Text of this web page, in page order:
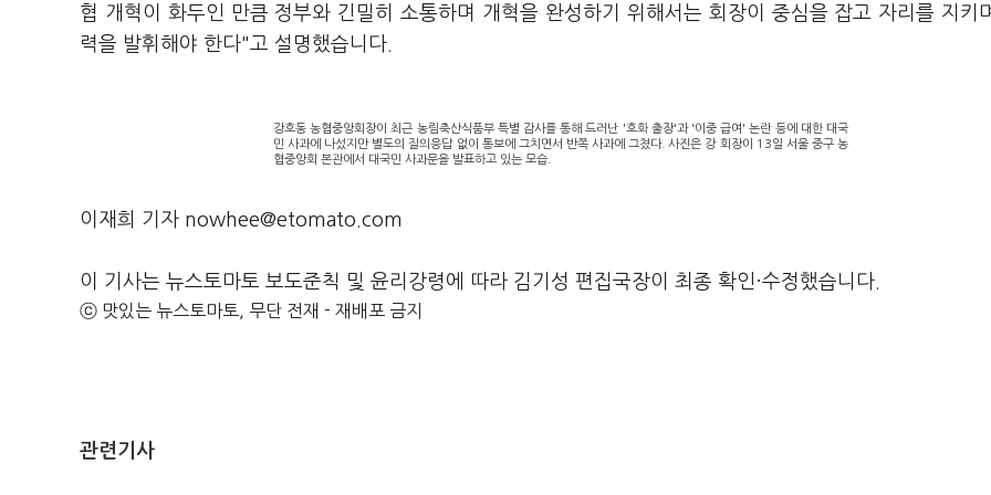
협 개혁이 화두인 만큼 정부와 긴밀히 소통하며 개혁을 완성하기 위해서는 회장이 중심을 잡고 자리를 지키
력을 발휘해야 한다"고 설명했습니다.
강호동 농협중앙회장이 최근 농림축산식품부 특별 감사를 통해 드러난 '호화 출장'과 '이중 급여' 논란 등에 대한 대국
민 사과에 나섰지만 별도의 질의응답 없이 통보에 그치면서 반쪽 사과에 그쳤다. 사진은 강 회장이 13일 서울 중구 농
협중앙회 본관에서 대국민 사과문을 발표하고 있는 모습.
이재희 기자 nowhee@etomato.com
이 기사는 뉴스토마토 보도준칙 및 윤리강령에 따라 김기성 편집국장이 최종 확인·수정했습니다.
ⓒ 맛있는 뉴스토마토, 무단 전재 - 재배포 금지
관련기사